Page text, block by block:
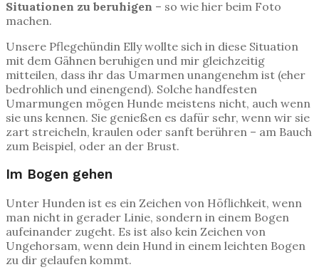
Situationen zu beruhigen – so wie hier beim Foto
machen.
Unsere Pflegehündin Elly wollte sich in diese Situation
mit dem Gähnen beruhigen und mir gleichzeitig
mitteilen, dass ihr das Umarmen unangenehm ist (eher
bedrohlich und einengend). Solche handfesten
Umarmungen mögen Hunde meistens nicht, auch wenn
sie uns kennen. Sie genießen es dafür sehr, wenn wir sie
zart streicheln, kraulen oder sanft berühren – am Bauch
zum Beispiel, oder an der Brust.
Im Bogen gehen
Unter Hunden ist es ein Zeichen von Höflichkeit, wenn
man nicht in gerader Linie, sondern in einem Bogen
aufeinander zugeht. Es ist also kein Zeichen von
Ungehorsam, wenn dein Hund in einem leichten Bogen
zu dir gelaufen kommt.